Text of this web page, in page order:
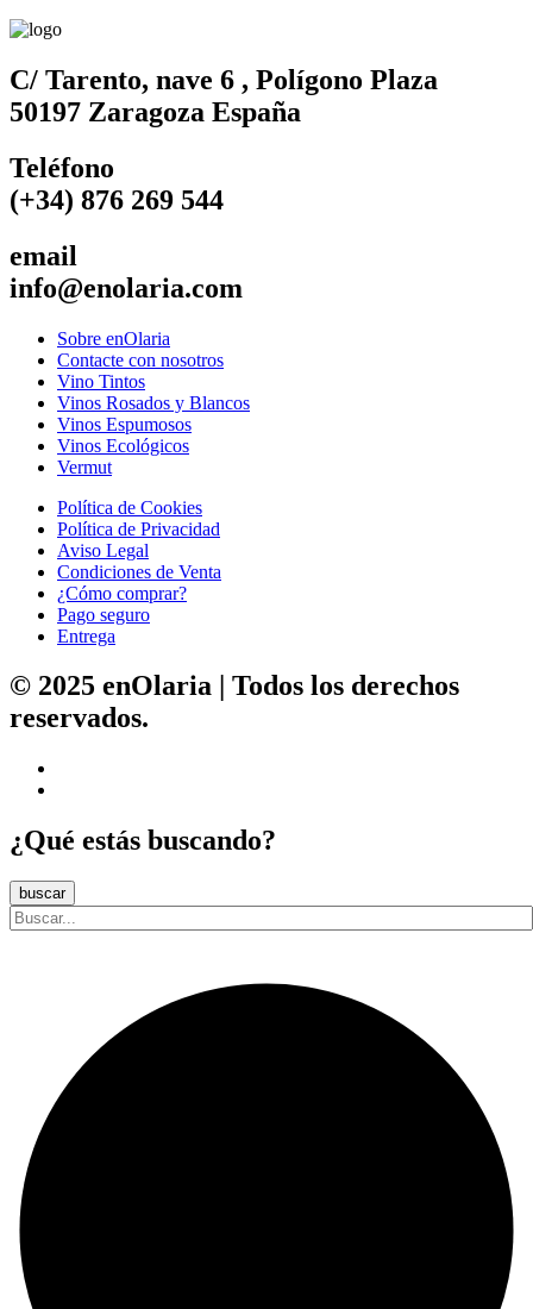
C/ Tarento, nave 6 , Polígono Plaza
50197 Zaragoza España
Teléfono
(+34) 876 269 544
email
info@enolaria.com
Sobre enOlaria
Contacte con nosotros
Vino Tintos
Vinos Rosados y Blancos
Vinos Espumosos
Vinos Ecológicos
Vermut
Política de Cookies
Política de Privacidad
Aviso Legal
Condiciones de Venta
¿Cómo comprar?
Pago seguro
Entrega
© 2025 enOlaria | Todos los derechos
reservados.
¿Qué estás buscando?
buscar